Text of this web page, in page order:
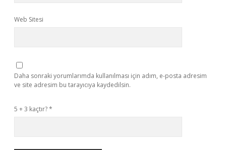
Web Sitesi
Daha sonraki yorumlarımda kullanılması için adım, e-posta adresim
ve site adresim bu tarayıcıya kaydedilsin.
5 + 3 kaçtır?*